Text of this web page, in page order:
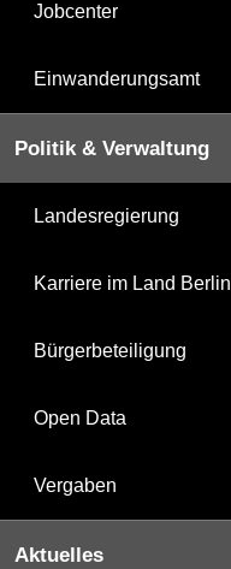
Jobcenter
Einwanderungsamt
Politik & Verwaltung
Landesregierung
Karriere im Land Berlin
Bürgerbeteiligung
Open Data
Vergaben
Aktuelles